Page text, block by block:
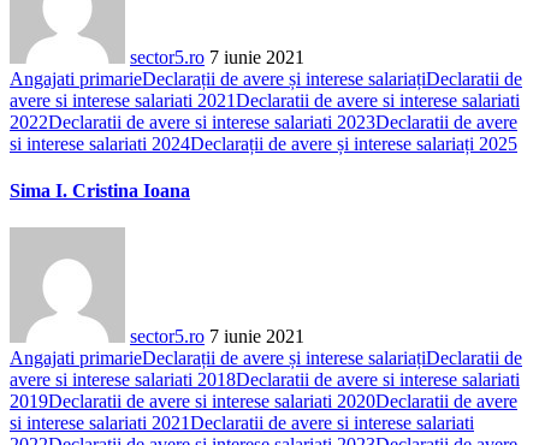
sector5.ro 7 iunie 2021
Angajati primarieDeclarații de avere și interese salariațiDeclaratii de
avere si interese salariati 2021Declaratii de avere si interese salariati
2022Declaratii de avere si interese salariati 2023Declaratii de avere
si interese salariati 2024Declarații de avere și interese salariați 2025
Sima I. Cristina Ioana
sector5.ro 7 iunie 2021
Angajati primarieDeclarații de avere și interese salariațiDeclaratii de
avere si interese salariati 2018Declaratii de avere si interese salariati
2019Declaratii de avere si interese salariati 2020Declaratii de avere
si interese salariati 2021Declaratii de avere si interese salariati